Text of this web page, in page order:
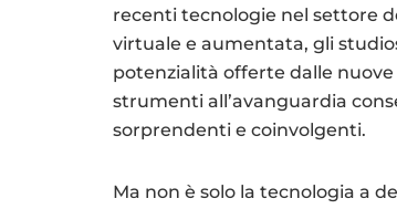
recenti tecnologie nel settore
virtuale e aumentata, gli
potenzialità offerte dalle
strumenti all’avanguardia
sorprendenti e coinvolgenti.
Ma non è solo la tecnologia a